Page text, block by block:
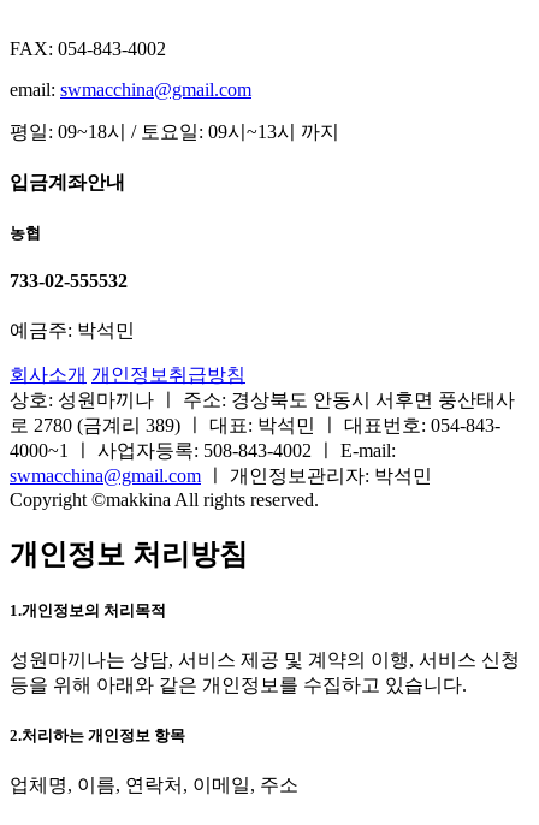
FAX: 054-843-4002
email: swmacchina@gmail.com
평일: 09~18시 / 토요일: 09시~13시 까지
입금계좌안내
농협
733-02-555532
예금주: 박석민
회사소개 개인정보취급방침
상호: 성원마끼나 ㅣ 주소: 경상북도 안동시 서후면 풍산태사
로 2780 (금계리 389) ㅣ 대표: 박석민 ㅣ 대표번호: 054-843-
4000~1 ㅣ 사업자등록: 508-843-4002 ㅣ E-mail:
swmacchina@gmail.com ㅣ 개인정보관리자: 박석민
Copyright ©makkina All rights reserved.
개인정보 처리방침
1.개인정보의 처리목적
성원마끼나는 상담, 서비스 제공 및 계약의 이행, 서비스 신청
등을 위해 아래와 같은 개인정보를 수집하고 있습니다.
2.처리하는 개인정보 항목
업체명, 이름, 연락처, 이메일, 주소